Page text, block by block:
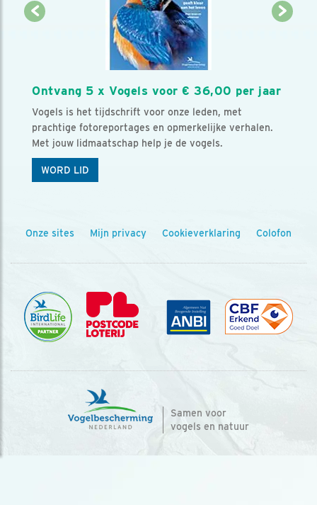
Ontvang 5 x Vogels voor € 36,00 per jaar
Vogels is het tijdschrift voor onze leden, met
prachtige fotoreportages en opmerkelijke verhalen.
Met jouw lidmaatschap help je de vogels.
WORD LID
Onze sites Mijn privacy Cookieverklaring Colofon
Samen voor
vogels en natuur